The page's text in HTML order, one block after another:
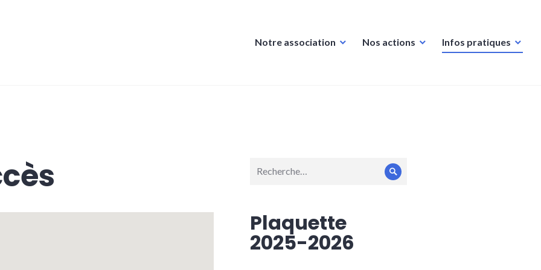
Notre association Nos actions Infos pratiques
pour :
Rechercher
Plaquette
2025-2026